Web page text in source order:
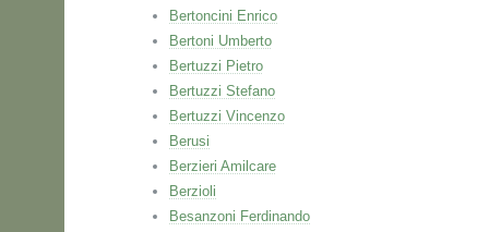
Bertoncini Enrico
Bertoni Umberto
Bertuzzi Pietro
Bertuzzi Stefano
Bertuzzi Vincenzo
Berusi
Berzieri Amilcare
Berzioli
Besanzoni Ferdinando